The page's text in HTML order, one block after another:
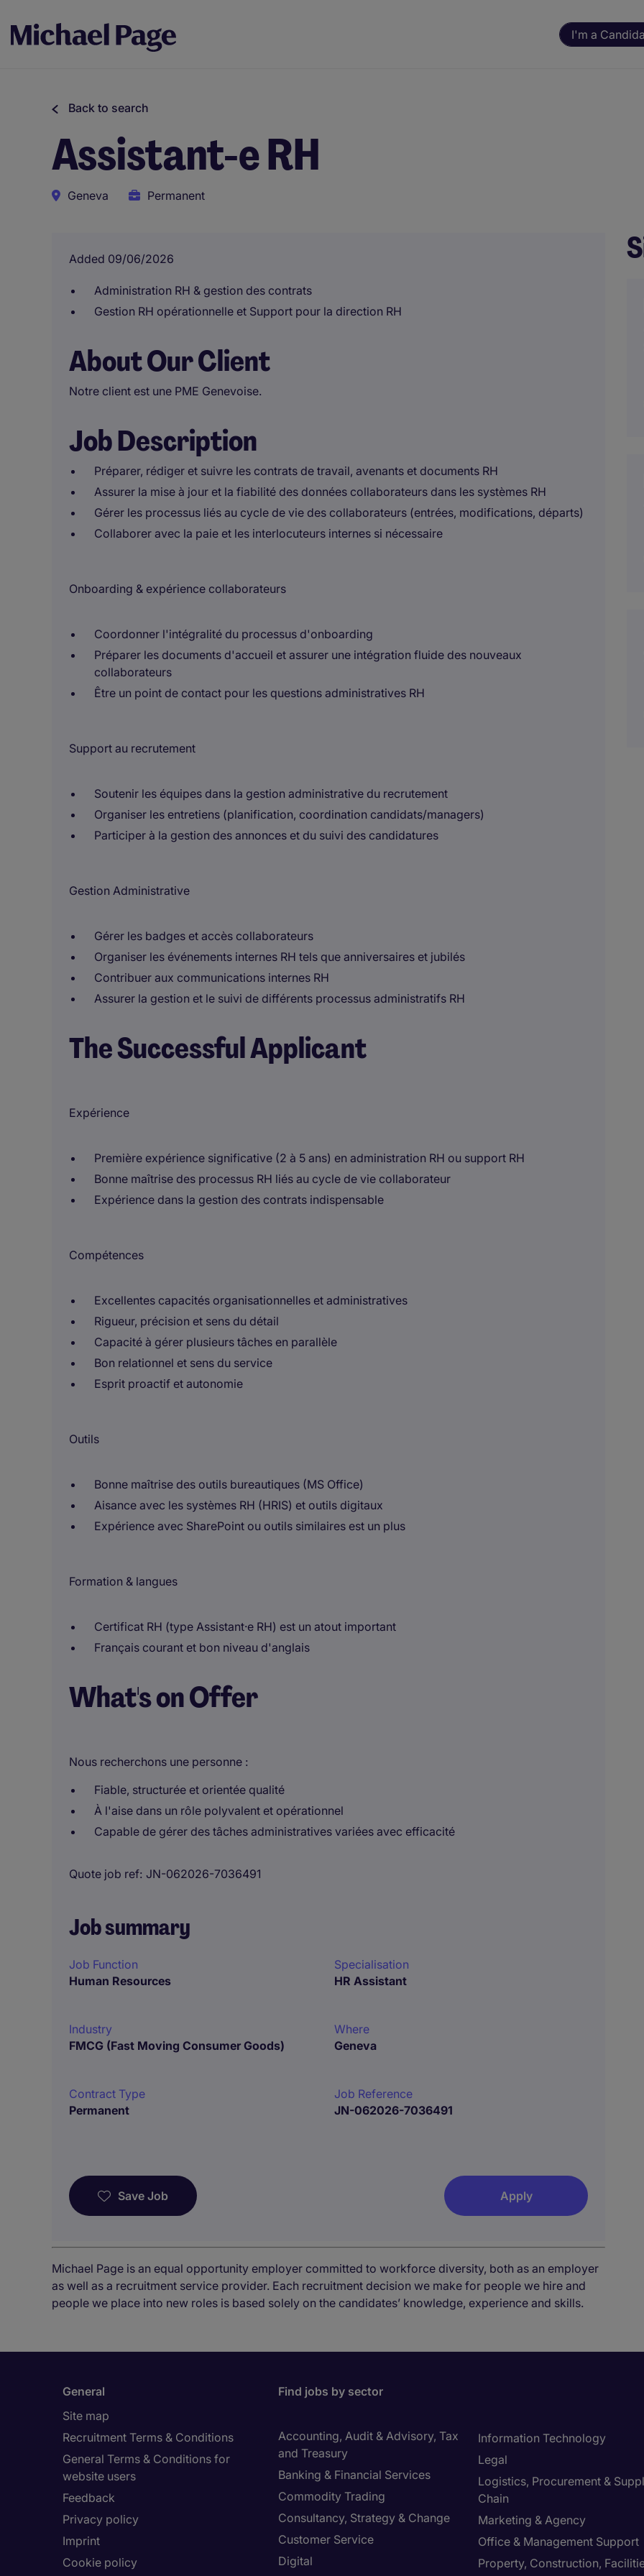
I'm a
Back to search
Assistant-e RH
Geneva Permanent
Added 09/06/2026
Administration RH & gestion des contrats
Gestion RH opérationnelle et Support pour la direction RH
About Our Client
Notre client est une PME Genevoise.
Job Description
Préparer, rédiger et suivre les contrats de travail, avenants et documents RH
Assurer la mise à jour et la fiabilité des données collaborateurs dans les systèmes RH
Gérer les processus liés au cycle de vie des collaborateurs (entrées, modifications, départs)
Collaborer avec la paie et les interlocuteurs internes si nécessaire
Onboarding & expérience collaborateurs
Coordonner l'intégralité du processus d'onboarding
Préparer les documents d'accueil et assurer une intégration fluide des nouveaux
collaborateurs
Être un point de contact pour les questions administratives RH
Support au recrutement
Soutenir les équipes dans la gestion administrative du recrutement
Organiser les entretiens (planification, coordination candidats/managers)
Participer à la gestion des annonces et du suivi des candidatures
Gestion Administrative
Gérer les badges et accès collaborateurs
Organiser les événements internes RH tels que anniversaires et jubilés
Contribuer aux communications internes RH
Assurer la gestion et le suivi de différents processus administratifs RH
The Successful Applicant
Expérience
Première expérience significative (2 à 5 ans) en administration RH ou support RH
Bonne maîtrise des processus RH liés au cycle de vie collaborateur
Expérience dans la gestion des contrats indispensable
Compétences
Excellentes capacités organisationnelles et administratives
Rigueur, précision et sens du détail
Capacité à gérer plusieurs tâches en parallèle
Bon relationnel et sens du service
Esprit proactif et autonomie
Outils
Bonne maîtrise des outils bureautiques (MS Office)
Aisance avec les systèmes RH (HRIS) et outils digitaux
Expérience avec SharePoint ou outils similaires est un plus
Formation & langues
Certificat RH (type Assistant·e RH) est un atout important
Français courant et bon niveau d'anglais
What's on Offer
Nous recherchons une personne :
Fiable, structurée et orientée qualité
À l'aise dans un rôle polyvalent et opérationnel
Capable de gérer des tâches administratives variées avec efficacité
Quote job ref JN-062026-7036491
Job summary
Job Function
Human Resources
Specialisation
HR Assistant
Industry
FMCG (Fast Moving Consumer Goods)
Where
Geneva
Contract Type
Permanent
Job Reference
JN-062026-7036491
Save Job Apply
Michael Page is an equal opportunity employer committed to workforce diversity, both as an employer
as well as a recruitment service provider. Each recruitment decision we make for people we hire and
people we place into new roles is based solely on the candidates’ knowledge, experience and skills.
General
Site map
Recruitment Terms & Conditions
General Terms & Conditions for
website users
Feedback
Privacy policy
Imprint
Cookie policy
Find jobs by sector
Accounting, Audit & Advisory, Tax
and Treasury
Banking & Financial Services
Commodity Trading
Consultancy, Strategy & Change
Customer Service
Digital
Information Technology
Legal
Logistics, Procurement &
Chain
Marketing & Agency
Office & Management Support
Property, Construction,